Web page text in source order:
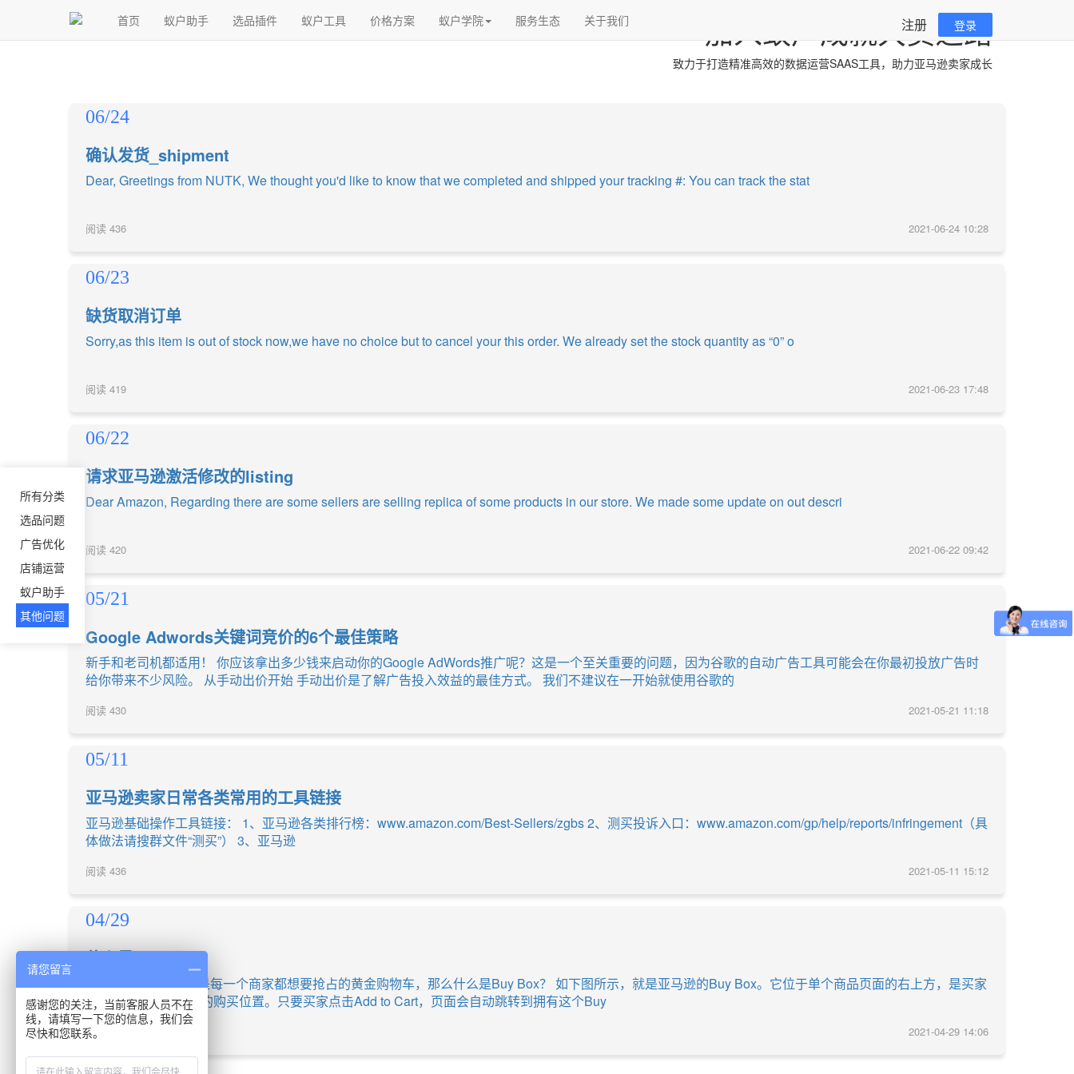
首页 蚁户助手 选品插件 蚁户工具 价格方案 蚁户学院 服务生态 关于我们 注册 登录
加入蚁户成就大卖之路
致力于打造精准高效的数据运营SAAS工具，助力亚马逊卖家成长
所有分类
选品问题
广告优化
店铺运营
蚁户助手
其他问题
06/24
确认发货_shipment
Dear, Greetings from NUTK, We thought you'd like to know that we completed and shipped your tracking #: You can track the stat
阅读 436 2021-06-24 10:28
06/23
缺货取消订单
Sorry,as this item is out of stock now,we have no choice but to cancel your this order. We already set the stock quantity as “0” o
阅读 419 2021-06-23 17:48
06/22
请求亚马逊激活修改的listing
Dear Amazon, Regarding there are some sellers are selling replica of some products in our store. We made some update on out descri
阅读 420 2021-06-22 09:42
05/21
Google Adwords关键词竞价的6个最佳策略
新手和老司机都适用！ 你应该拿出多少钱来启动你的Google AdWords推广呢？这是一个至关重要的问题，因为谷歌的自动广告工具可能会在你最初投放广告时
给你带来不少风险。 从手动出价开始 手动出价是了解广告投入效益的最佳方式。 我们不建议在一开始就使用谷歌的
阅读 430 2021-05-21 11:18
05/11
亚马逊卖家日常各类常用的工具链接
亚马逊基础操作工具链接： 1、亚马逊各类排行榜：www.amazon.com/Best-Sellers/zgbs 2、测买投诉入口：www.amazon.com/gp/help/reports/infringement（具
体做法请搜群文件“测买”） 3、亚马逊
阅读 436 2021-05-11 15:12
04/29
什么是Buy Box
亚马逊中的Buy Box是每一个商家都想要抢占的黄金购物车，那么什么是Buy Box？ 如下图所示，就是亚马逊的Buy Box。它位于单个商品页面的右上方，是买家
购物时看到的最方便的购买位置。只要买家点击Add to Cart，页面会自动跳转到拥有这个Buy
阅读 2021-04-29 14:06
请您留言
感谢您的关注，当前客服人员不在
线，请填写一下您的信息，我们会
尽快和您联系。